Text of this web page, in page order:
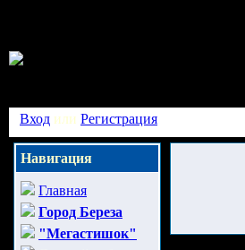
Вход или Регистрация
Навигация
Главная
Город Береза
"Мегастишок"